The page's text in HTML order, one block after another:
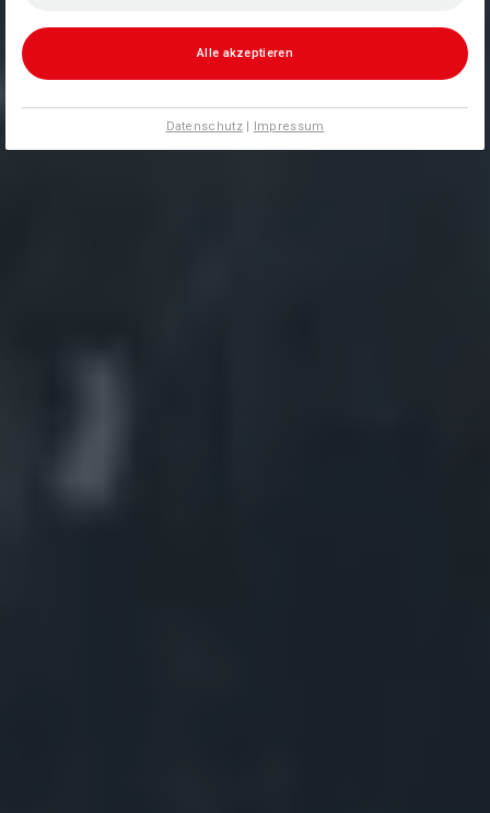
Alle akzeptieren
Datenschutz| Impressum